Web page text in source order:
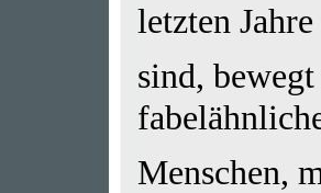
letzten
sind,
Menschen,